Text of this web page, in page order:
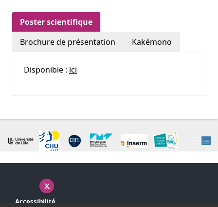
Poster scientifique
Brochure de présentation
Kakémono
Disponible : ici
X ( nouvelle fenêtre)
Accessibilité